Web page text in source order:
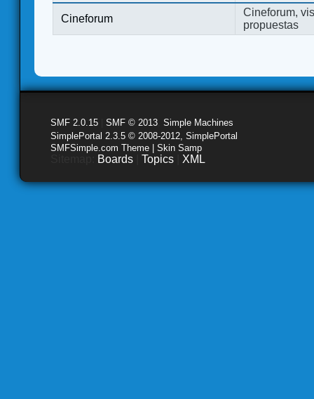
Cineforum
Cineforum,
propuestas
SMF 2.0.15 SMF © 2013 Simple Machines
SimplePortal 2.3.5 © 2008-2012, SimplePortal
SMFSimple.com Theme | Skin Samp
Boards Topics XML